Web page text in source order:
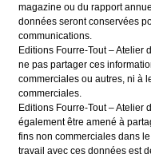
magazine ou du rapport
données seront conservées
communications.
Editions Fourre-Tout – Atelier
ne pas partager ces
commerciales ou autres, ni à
commerciales.
Editions Fourre-Tout – Atelier
également être amené à
fins non commerciales dans
travail avec ces données est